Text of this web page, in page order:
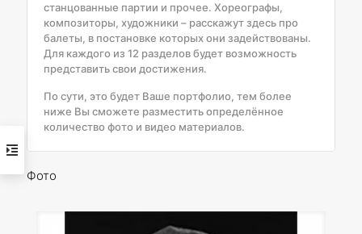
станцованные партии и прочее. Хореографы,
композиторы, художники – расскажут здесь про
балеты, в постановке которых они задействованы.
Для каждого из 12 разделов будет возможность
представить свои достижения.
По сути, это будет Ваше портфолио, тем более
ниже Вы сможете разместить определённое
количество фото и видео материалов.
Фото